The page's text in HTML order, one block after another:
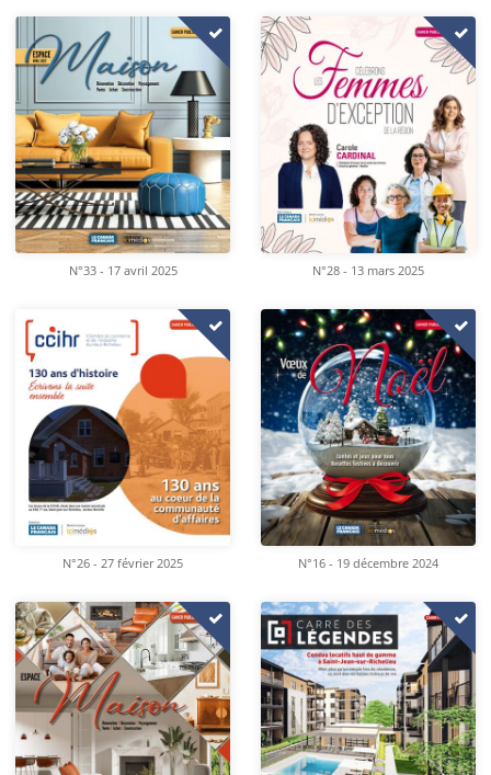
N°33 - 17 avril 2025 N°28 - 13 mars 2025
N°26 - 27 février 2025 N°16 - 19 décembre 2024